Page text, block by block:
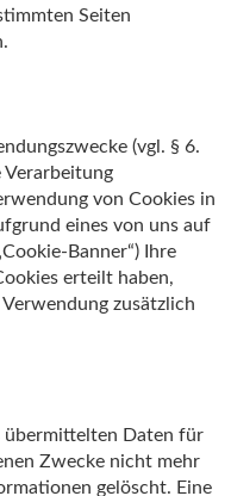
Seiten
(vgl. § 6.
Verarbeitung
von Cookies in
eines von uns auf
Banner“) Ihre
erteilt haben,
zusätzlich
übermittelten Daten für
Zwecke nicht mehr
gelöscht. Eine